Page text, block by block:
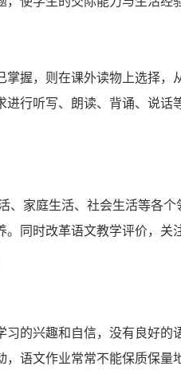
握，则在课外读物上选择，
行听写、朗读、背诵、说话
、家庭生活、社会生活等各
同时改革语文教学评价，关
的兴趣和自信，没有良好的
语文作业常常不能保质保量